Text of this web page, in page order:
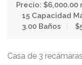
Precio:
15 Capacidad
3.00 Baños
Casa de 3